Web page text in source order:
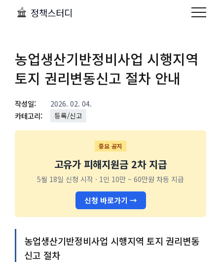
정책스터디
농업생산기반정비사업 시행지역
토지 권리변동신고 절차 안내
작성일:
2026. 02. 04.
카테고리:
등록/신고
중요 공지
고유가 피해지원금 2차 지급
5월 18일 신청 시작 · 1인 10만 ~ 60만원 차등 지급
신청 바로가기 →
농업생산기반정비사업 시행지역 토지 권리변동
신고 절차